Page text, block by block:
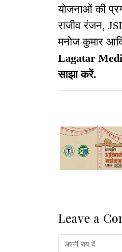
योजनाओं की
राजीव रंजन,
मनोज कुमार
Lagatar
साझा करें.
Leave a